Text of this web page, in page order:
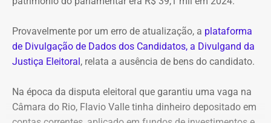
Provavelmente por um erro de atualização, a plataforma
de Divulgação de Dados dos Candidatos, a Divulgand da
Justiça Eleitoral , relata a ausência de bens do candidato.
Na época da disputa eleitoral que garantiu uma vaga na
Câmara do Rio, Flavio Valle tinha dinheiro depositado em